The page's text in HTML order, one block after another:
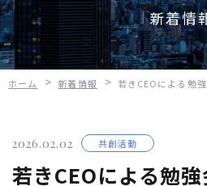
会社情
サービ
お問い合わ
新着情
ホーム > 新着情報 > 若きCEOによる勉
2026.02.02 共創活動
若きCEOによる勉